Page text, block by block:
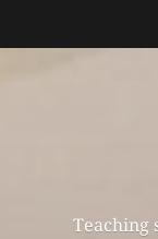
Teaching